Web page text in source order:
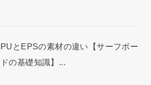
PUとEPSの素材の違い【サーフボー
ドの基礎知識】...